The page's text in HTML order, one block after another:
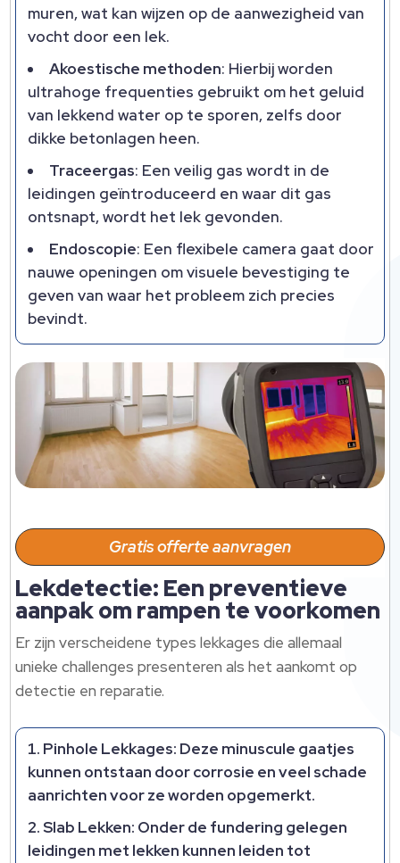
muren, wat kan wijzen op de aanwezigheid van
vocht door een lek.
Akoestische methoden: Hierbij worden
ultrahoge frequenties gebruikt om het geluid
van lekkend water op te sporen, zelfs door
dikke betonlagen heen.
Traceergas: Een veilig gas wordt in de
leidingen geïntroduceerd en waar dit gas
ontsnapt, wordt het lek gevonden.
Endoscopie: Een flexibele camera gaat door
nauwe openingen om visuele bevestiging te
geven van waar het probleem zich precies
bevindt.
Gratis offerte aanvragen
Lekdetectie: Een preventieve
aanpak om rampen te voorkomen
Er zijn verscheidene types lekkages die allemaal
unieke challenges presenteren als het aankomt op
detectie en reparatie.
Pinhole Lekkages: Deze minuscule gaatjes
kunnen ontstaan door corrosie en veel schade
aanrichten voor ze worden opgemerkt.
Slab Lekken: Onder de fundering gelegen
leidingen met lekken kunnen leiden tot